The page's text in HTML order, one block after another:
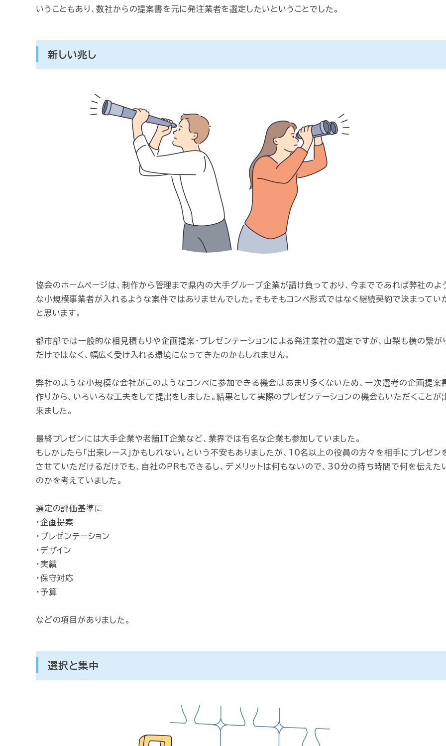
いうこともあり、数社からの提案書を元に発注業者を選定したいということでした。
新しい兆し
協会のホームページは、制作から管理まで県内の大手グループ企業が請け負っており、今までであれば弊社のよ
な小規模事業者が入れるような案件ではありませんでした。そもそもコンペ形式ではなく継続契約で決まってい
と思います。
都市部では一般的な相見積もりや企画提案・プレゼンテーションによる発注業社の選定ですが、山梨も横の繋が
だけではなく、幅広く受け入れる環境になってきたのかもしれません。
弊社のような小規模な会社がこのようなコンペに参加できる機会はあまり多くないため、一次選考の企画提案
作りから、いろいろな工夫をして提出をしました。結果として実際のプレゼンテーションの機会もいただくことが
来ました。
最終プレゼンには大手企業や老舗IT企業など、業界では有名な企業も参加していました。
もしかしたら「出来レース」かもしれない。という不安もありましたが、10名以上の役員の方々を相手にプレゼン
させていただけるだけでも、自社のPRもできるし、デメリットは何もないので、30分の持ち時間で何を伝えた
のかを考えていました。
選定の評価基準に
・企画提案
・プレゼンテーション
・デザイン
・実績
・保守対応
・予算
などの項目がありました。
選択と集中